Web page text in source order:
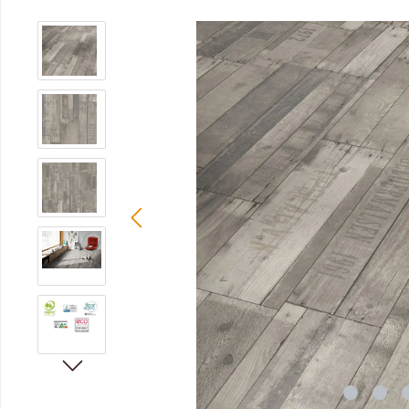
Bildergalerie überspringen